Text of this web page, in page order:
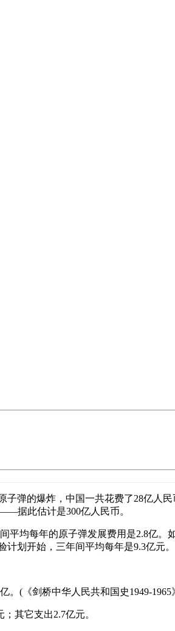
弹的爆炸，中国一共花费了28亿人
据此估计是300亿人民币。
平均每年的原子弹发展费用是2.8亿
划开始，三年间平均每年是9.3亿元。
(《剑桥中华人民共和国史1949-
其它支出2.7亿元。